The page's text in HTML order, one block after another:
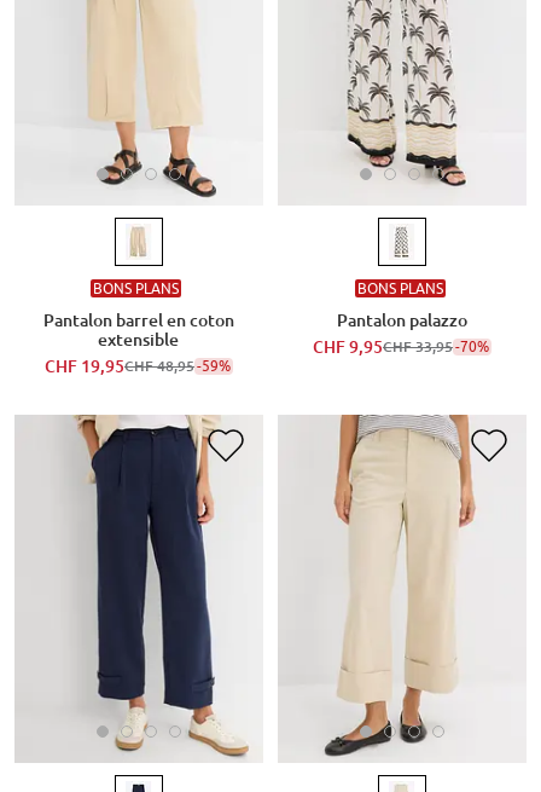
BONS PLANS
Pantalon barrel en coton
extensible
CHF 19,95CHF 48,95-59%
BONS PLANS
Pantalon palazzo
CHF 9,95CHF 33,95-70%